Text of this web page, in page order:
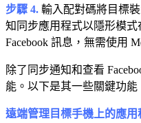
步驟 4. 輸入配對碼將目標
知同步應用程式以隱形模
Facebook 訊息，無需使用
除了同步通知和查看
能。以下是其一些關鍵功能
遠端管理目標手機上的應用